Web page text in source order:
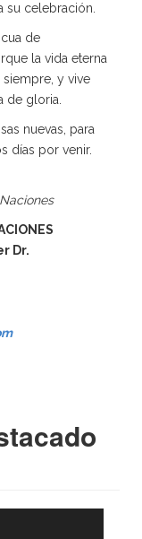
su celebración.
de
la vida eterna
siempre, y vive
de gloria.
nuevas, para
días por venir.
Dr.